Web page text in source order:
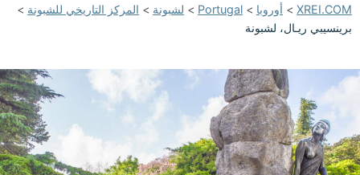
XREI.COM
> أوروبا >
Portugal
> لشبونة > المركز التاريخي للشبونة >
برينسيبي ريـال، لشبونة